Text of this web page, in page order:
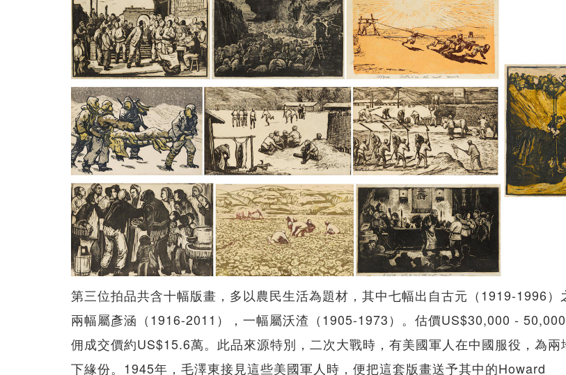
第三位拍品共含十幅版畫，多以農民生活為題材，其中七幅出自古元（1919-1996）
兩幅屬彥涵（1916-2011），一幅屬沃渣（1905-1973）。估價US$30,000 -
佣成交價約US$15.6萬。此品來源特別，二次大戰時，有美國軍人在中國服役，為兩
下緣份。1945年，毛澤東接見這些美國軍人時，便把這套版畫送予其中的Howard